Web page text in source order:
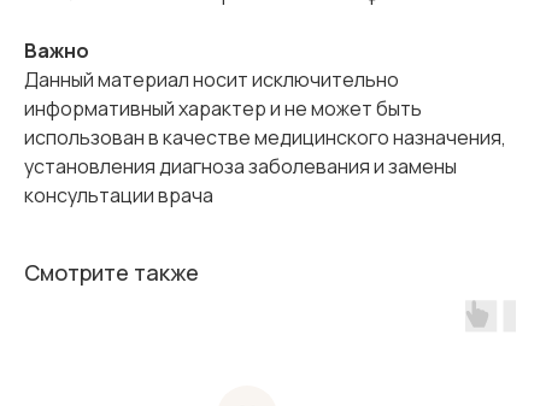
Важно
Данный материал носит исключительно
информативный характер и не может быть
использован в качестве медицинского назначения,
установления диагноза заболевания и замены
консультации врача
Смотрите также